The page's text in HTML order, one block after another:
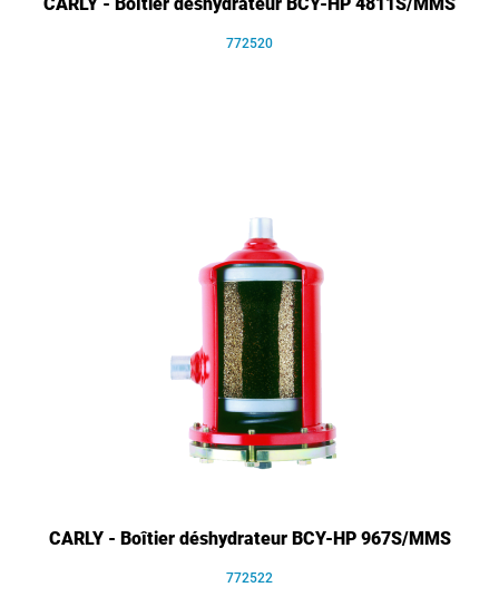
772520
CARLY - Boîtier déshydrateur BCY-HP 967S/MMS
772522